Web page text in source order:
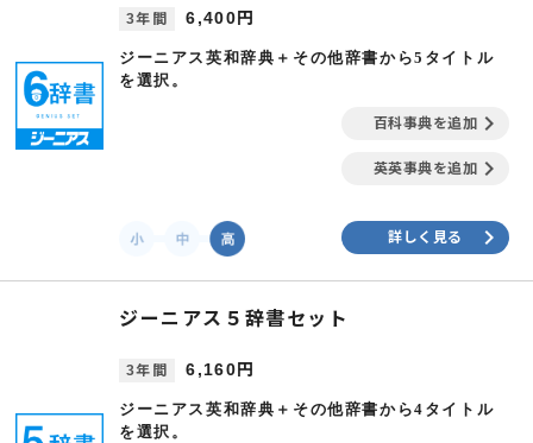
3年間 6,400円
ジーニアス英和辞典＋その他辞書から5タイトル
を選択。
百科事典を追加keyboard_arrow_right
英英事典を追加keyboard_arrow_right
詳しく見る keyboard_arrow_right
ジーニアス５辞書セット
3年間 6,160円
ジーニアス英和辞典＋その他辞書から4タイトル
を選択。